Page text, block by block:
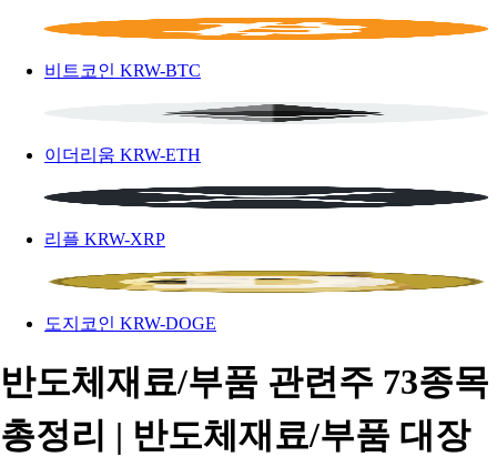
비트코인 KRW-BTC
이더리움 KRW-ETH
리플 KRW-XRP
도지코인 KRW-DOGE
반도체재료/부품 관련주 73종목
총정리 | 반도체재료/부품 대장